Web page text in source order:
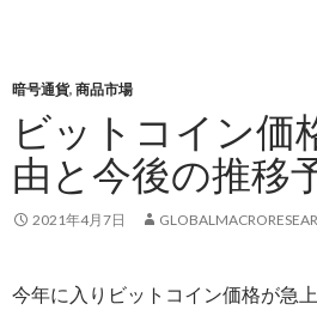
暗号通貨, 商品市場
ビットコイン価
由と今後の推移
2021年4月7日
今年に入りビットコイン価格が急